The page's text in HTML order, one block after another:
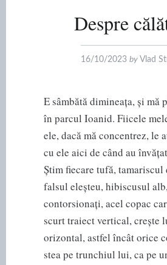
Despre
16/10/2023 by Vlad
E sâmbătă dimineața, și mă
în parcul Ioanid. Fiicele
ele, dacă mă concentrez, le
cu ele aici de când au
Știm fiecare tufă, tamariscul
falsul eleșteu, hibiscusul
contorsionați, acel copac
scurt traiect vertical, crește
orizontal, astfel încât orice
stea pe trunchiul lui, ca pe